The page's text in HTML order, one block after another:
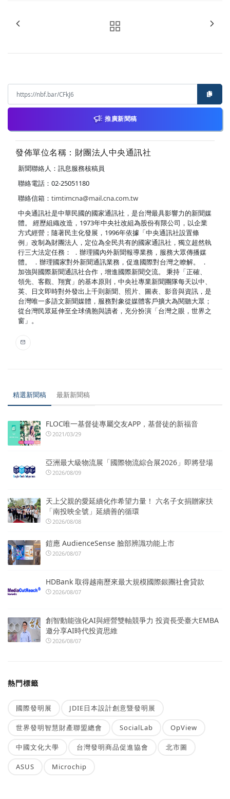
推廣新聞稿
發佈單位名稱：財團法人中央通訊社
新聞聯絡人：訊息服務核稿員
聯絡電話：02-25051180
聯絡信箱： timtimcna@mail.cna.com.tw
中央通訊社是中華民國的國家通訊社，是台灣最具影響力的新聞媒
體。 經歷組織改造，1973年中央社改組為股份有限公司，以企業
方式經營；隨著民主化發展，1996年依據「中央通訊社設置條
例」改制為財團法人，定位為全民共有的國家通訊社，獨立超然執
行三大法定任務： ．辦理國內外新聞報導業務，服務大眾傳播媒
體。 ．辦理國家對外新聞通訊業務，促進國際對台灣之瞭解。 ．
加強與國際新聞通訊社合作，增進國際新聞交流。 秉持「正確、
領先、客觀、翔實」的基本原則，中央社專業新聞團隊每天以中、
英、日文即時對外發出上千則新聞、照片、圖表、影音與資訊，是
台灣唯一多語文新聞媒體，服務對象從媒體客戶擴大為閱聽大眾；
從台灣民眾延伸至全球僑胞與讀者，充分扮演「台灣之眼，世界之
窗」。
精選新聞稿 最新新聞稿
FLOC唯一基督徒專屬交友APP，基督徒的新福音
2021/03/29
亞洲最大級物流展「國際物流綜合展2026」即將登場
2026/08/09
天上父親的愛延續化作希望力量！ 六名子女捐贈家扶
「南投映全號」延續善的循環
2026/08/08
鎧應 AudienceSense 臉部辨識功能上市
2026/08/07
HDBank 取得越南歷來最大規模國際銀團社會貸款
2026/08/07
創智動能強化AI與經營雙軸競爭力 投資長受臺大EMBA
邀分享AI時代投資思維
2026/08/07
熱門標籤
國際發明展 JDIE日本設計創意暨發明展
世界發明智慧財產聯盟總會 SocialLab OpView
中國文化大學 台灣發明商品促進協會 北市圖
ASUS Microchip